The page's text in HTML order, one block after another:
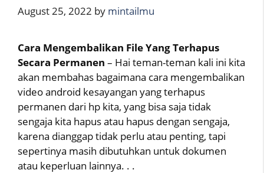
August 25, 2022 by mintailmu
Cara Mengembalikan File Yang Terhapus
Secara Permanen – Hai teman-teman kali ini kita
akan membahas bagaimana cara mengembalikan
video android kesayangan yang terhapus
permanen dari hp kita, yang bisa saja tidak
sengaja kita hapus atau hapus dengan sengaja,
karena dianggap tidak perlu atau penting, tapi
sepertinya masih dibutuhkan untuk dokumen
atau keperluan lainnya. . .